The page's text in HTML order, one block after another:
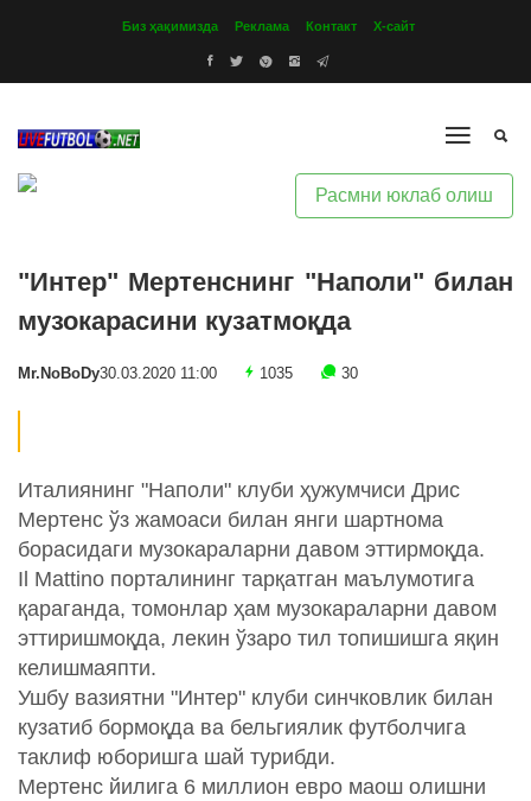
Биз ҳақимизда Реклама Контакт Х-сайт
Расмни юклаб олиш
"Интер" Мертенснинг "Наполи" билан
музокарасини кузатмоқда
Mr.NoBoDy30.03.2020 11:00 1035 30
Италиянинг "Наполи" клуби ҳужумчиси Дрис
Мертенс ўз жамоаси билан янги шартнома
борасидаги музокараларни давом эттирмоқда.
Il Mattino порталининг тарқатган маълумотига
қараганда, томонлар ҳам музокараларни давом
эттиришмоқда, лекин ўзаро тил топишишга яқин
келишмаяпти.
Ушбу вазиятни "Интер" клуби синчковлик билан
кузатиб бормоқда ва бельгиялик футболчига
таклиф юборишга шай турибди.
Мертенс йилига 6 миллион евро маош олишни